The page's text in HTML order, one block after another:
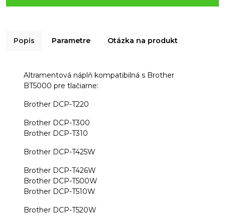
Popis Parametre Otázka na produkt
Altramentová náplň kompatibilná s Brother
BT5000 pre tlačiarne:
Brother DCP-T220
Brother DCP-T300
Brother DCP-T310
Brother DCP-T425W
Brother DCP-T426W
Brother DCP-T500W
Brother DCP-T510W
Brother DCP-T520W